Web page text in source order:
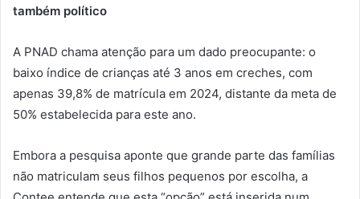
também político
A PNAD chama atenção para um dado preocupante: o
baixo índice de crianças até 3 anos em creches, com
apenas 39,8% de matrícula em 2024, distante da meta de
50% estabelecida para este ano.
Embora a pesquisa aponte que grande parte das famílias
não matriculam seus filhos pequenos por escolha, a